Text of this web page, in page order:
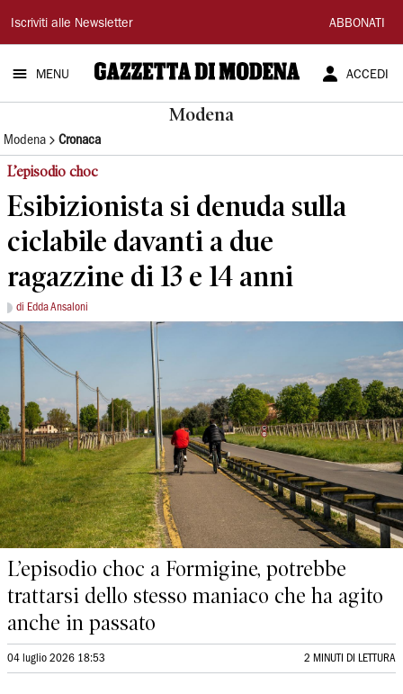
Gazzetta
di
Modena
Iscriviti alle Newsletter ABBONATI
MENU ACCEDI
Modena
Modena Cronaca
L’episodio choc
Esibizionista si denuda sulla
ciclabile davanti a due
ragazzine di 13 e 14 anni
di Edda Ansaloni
L’episodio choc a Formigine, potrebbe
trattarsi dello stesso maniaco che ha agito
anche in passato
04 luglio 2026 18:53 2 MINUTI DI LETTURA